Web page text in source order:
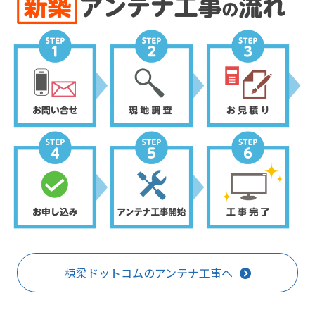
棟梁ドットコムのアンテナ工事へ